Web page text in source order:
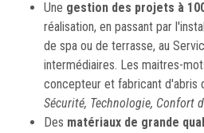
Une gestion des projets à
réalisation, en passant par
de spa ou de terrasse, au
intermédiaires. Les maitres-
concepteur et fabricant d'abris
Sécurité, Technologie, Confort
Des matériaux de grande